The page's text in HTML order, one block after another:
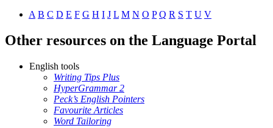
A B C D E F G H I J L M N O P Q R S T U V
Other resources on the Language Portal
English tools
Writing Tips Plus
HyperGrammar 2
Peck’s English Pointers
Favourite Articles
Word Tailoring